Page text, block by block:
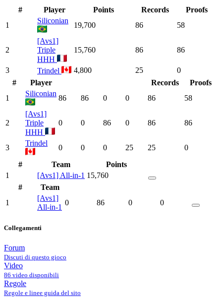
# Player Points Records
Proofs
1
Siliconian
19,700 86 58
2
[Avs1]
Triple
HHH
15,760 86 86
3 Trindel 4,800 25
0
#
Player Records
Proofs
1
Siliconian
86 86 0 0 86 58
2
[Avs1]
Triple
HHH
0 0 86 0 86 86
3
Trindel
0 0 0 25 25
0
#
Team
Points
1
[Avs1] All-in-1 15,760
#
Team
1
[Avs1]
All-in-1
0 86 0 0
Collegamenti
Forum
Discuti di questo gioco
Video
86 video disponibili
Regole
Regole e linee guida del sito